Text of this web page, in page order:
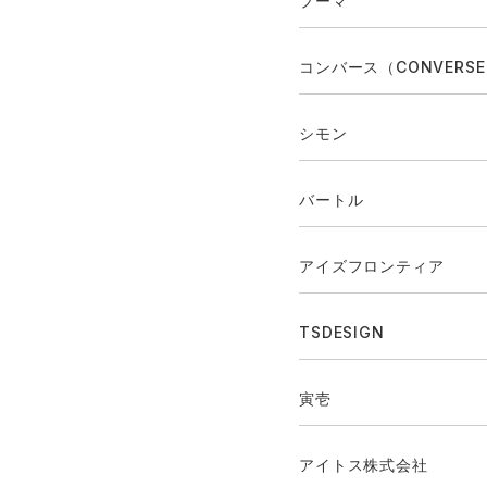
コンバース（
シモン
バートル
アイズフロンティア
TSDESIGN
寅壱
アイトス株式会社